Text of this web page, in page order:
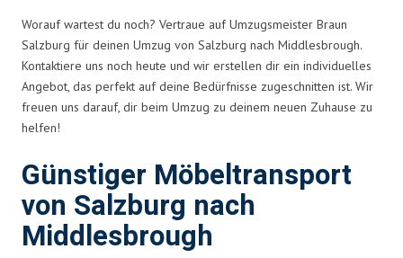
Worauf wartest du noch? Vertraue auf Umzugsmeister Braun
Salzburg für deinen Umzug von Salzburg nach Middlesbrough.
Kontaktiere uns noch heute und wir erstellen dir ein individuelles
Angebot, das perfekt auf deine Bedürfnisse zugeschnitten ist. Wir
freuen uns darauf, dir beim Umzug zu deinem neuen Zuhause zu
helfen!
Günstiger Möbeltransport
von Salzburg nach
Middlesbrough